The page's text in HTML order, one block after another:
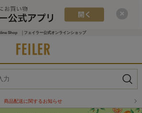
Shop │フェイラー公式オンラインショップ
倉庫の休業に伴う配送のお知らせ